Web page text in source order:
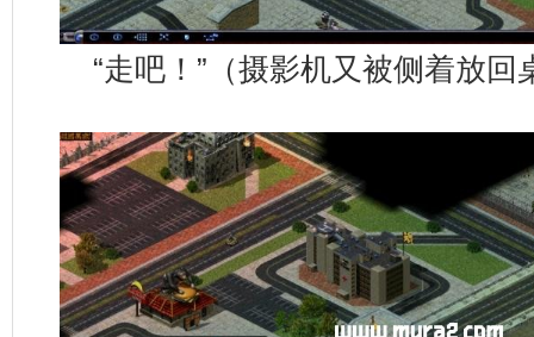
“走吧！”（摄影机又被侧着放回